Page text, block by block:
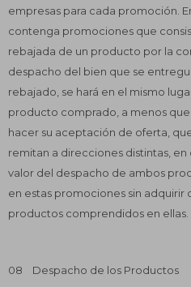
empresas para cada promoción.
contenga promociones que
rebajada de un producto por la
despacho del bien que se
rebajado, se hará en el mismo
producto comprado, a menos
hacer su aceptación de oferta,
remitan a direcciones distintas,
valor del despacho de ambos
en estas promociones sin
productos comprendidos en ellas.
08 Despacho de los Productos